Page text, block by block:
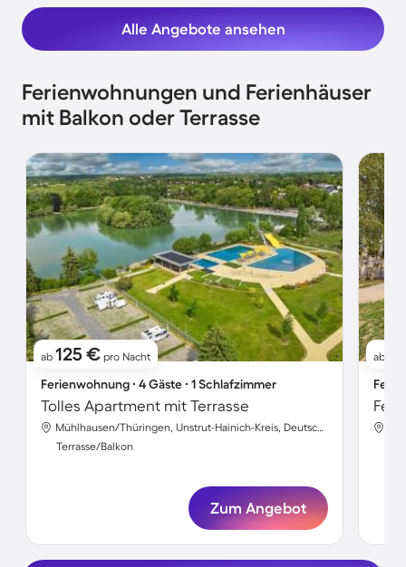
Alle Angebote ansehen
Ferienwohnungen und Ferienhäuser
mit Balkon oder Terrasse
ab 125 € pro Nacht
Ferienwohnung ∙ 4 Gäste ∙ 1 Schlafzimmer
Tolles Apartment mit Terrasse
Mühlhausen/Thüringen, Unstrut-Hainich-Kreis, Deutschland
Terrasse/Balkon
Zum Angebot
ab